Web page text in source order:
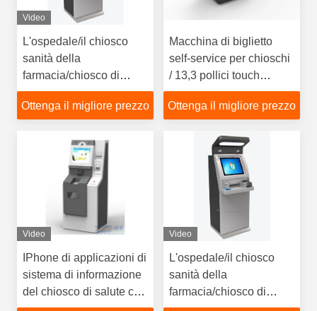
Video
L'ospedale/il chiosco
sanità della
farmacia/chiosco di
assistenza medica si
conformano Europa
standard, progettazione
elegante da LKS
Ottenga il migliore prezzo
Macchina di biglietto
self-service per chioschi
/ 13,3 pollici touch
screen, cinema / teatro
Chioschi biglietti per
Ottenga il migliore prezzo
Video
IPhone di applicazioni di
sistema di informazione
del chiosco di salute che
visualizza il tipo di
Video
L'ospedale/il chiosco
sanità della
farmacia/chiosco di
assistenza medica si